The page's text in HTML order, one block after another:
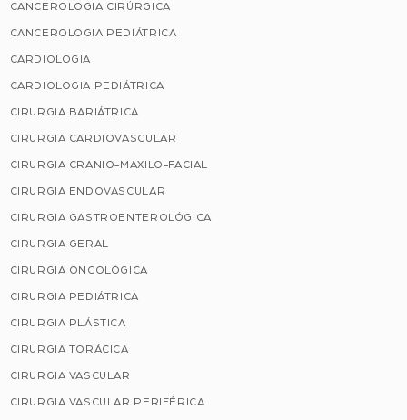
CANCEROLOGIA CIRÚRGICA
CANCEROLOGIA PEDIÁTRICA
CARDIOLOGIA
CARDIOLOGIA PEDIÁTRICA
CIRURGIA BARIÁTRICA
CIRURGIA CARDIOVASCULAR
CIRURGIA CRANIO-MAXILO-FACIAL
CIRURGIA ENDOVASCULAR
CIRURGIA GASTROENTEROLÓGICA
CIRURGIA GERAL
CIRURGIA ONCOLÓGICA
CIRURGIA PEDIÁTRICA
CIRURGIA PLÁSTICA
CIRURGIA TORÁCICA
CIRURGIA VASCULAR
CIRURGIA VASCULAR PERIFÉRICA